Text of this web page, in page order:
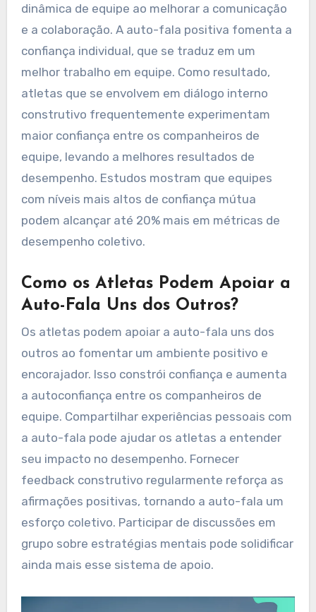
dinâmica de equipe ao melhorar a comunicação
e a colaboração. A auto-fala positiva fomenta a
confiança individual, que se traduz em um
melhor trabalho em equipe. Como resultado,
atletas que se envolvem em diálogo interno
construtivo frequentemente experimentam
maior confiança entre os companheiros de
equipe, levando a melhores resultados de
desempenho. Estudos mostram que equipes
com níveis mais altos de confiança mútua
podem alcançar até 20% mais em métricas de
desempenho coletivo.
Como os Atletas Podem Apoiar a
Auto-Fala Uns dos Outros?
Os atletas podem apoiar a auto-fala uns dos
outros ao fomentar um ambiente positivo e
encorajador. Isso constrói confiança e aumenta
a autoconfiança entre os companheiros de
equipe. Compartilhar experiências pessoais com
a auto-fala pode ajudar os atletas a entender
seu impacto no desempenho. Fornecer
feedback construtivo regularmente reforça as
afirmações positivas, tornando a auto-fala um
esforço coletivo. Participar de discussões em
grupo sobre estratégias mentais pode solidificar
ainda mais esse sistema de apoio.